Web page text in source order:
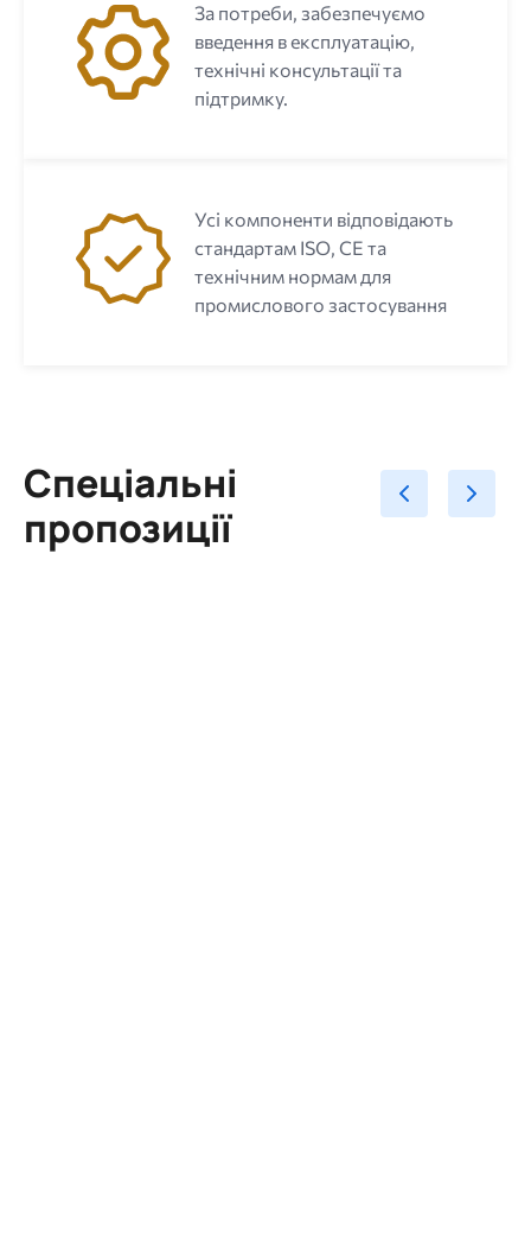
За потреби, забезпечуємо
введення в експлуатацію,
технічні консультації та
підтримку.
Усі компоненти відповідають
стандартам ISO, CE та
технічним нормам для
промислового застосування
Спеціальні
пропозиції